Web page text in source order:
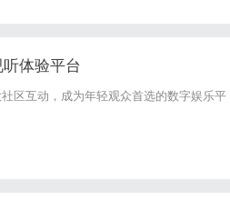
推动了跨境物流服...
体验平台
区互动，成为年轻观众首选的数字娱乐平